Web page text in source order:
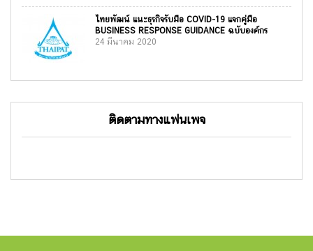
ไทยพัฒน์ แนะธุรกิจรับมือ COVID-19 แจกคู่มือ
BUSINESS RESPONSE GUIDANCE ฉบับองค์กร
24 มีนาคม 2020
ติดตามทางแฟนเพจ